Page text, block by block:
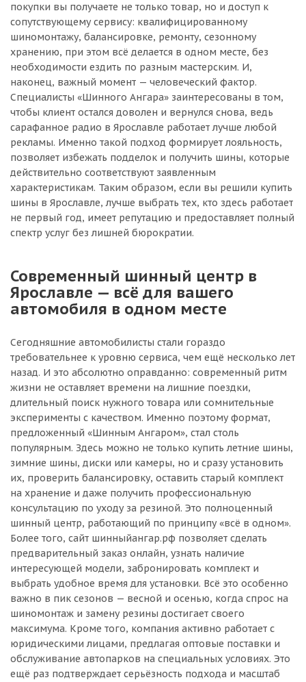
покупки вы получаете не только товар, но и доступ к
сопутствующему сервису: квалифицированному
шиномонтажу, балансировке, ремонту, сезонному
хранению, при этом всё делается в одном месте, без
необходимости ездить по разным мастерским. И,
наконец, важный момент — человеческий фактор.
Специалисты «Шинного Ангара» заинтересованы в том,
чтобы клиент остался доволен и вернулся снова, ведь
сарафанное радио в Ярославле работает лучше любой
рекламы. Именно такой подход формирует лояльность,
позволяет избежать подделок и получить шины, которые
действительно соответствуют заявленным
характеристикам. Таким образом, если вы решили купить
шины в Ярославле, лучше выбрать тех, кто здесь работает
не первый год, имеет репутацию и предоставляет полный
спектр услуг без лишней бюрократии.
Современный шинный центр в
Ярославле — всё для вашего
автомобиля в одном месте
Сегодняшние автомобилисты стали гораздо
требовательнее к уровню сервиса, чем ещё несколько лет
назад. И это абсолютно оправданно: современный ритм
жизни не оставляет времени на лишние поездки,
длительный поиск нужного товара или сомнительные
эксперименты с качеством. Именно поэтому формат,
предложенный «Шинным Ангаром», стал столь
популярным. Здесь можно не только купить летние шины,
зимние шины, диски или камеры, но и сразу установить
их, проверить балансировку, оставить старый комплект
на хранение и даже получить профессиональную
консультацию по уходу за резиной. Это полноценный
шинный центр, работающий по принципу «всё в одном».
Более того, сайт шинныйангар.рф позволяет сделать
предварительный заказ онлайн, узнать наличие
интересующей модели, забронировать комплект и
выбрать удобное время для установки. Всё это особенно
важно в пик сезонов — весной и осенью, когда спрос на
шиномонтаж и замену резины достигает своего
максимума. Кроме того, компания активно работает с
юридическими лицами, предлагая оптовые поставки и
обслуживание автопарков на специальных условиях. Это
ещё раз подтверждает серьёзность подхода и масштаб